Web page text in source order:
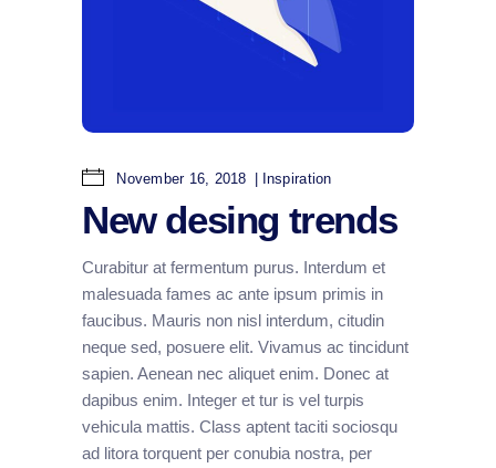
November 16, 2018 Inspiration
New desing trends
Curabitur at fermentum purus. Interdum et
malesuada fames ac ante ipsum primis in
faucibus. Mauris non nisl interdum, citudin
neque sed, posuere elit. Vivamus ac tincidunt
sapien. Aenean nec aliquet enim. Donec at
dapibus enim. Integer et tur is vel turpis
vehicula mattis. Class aptent taciti sociosqu
ad litora torquent per conubia nostra, per